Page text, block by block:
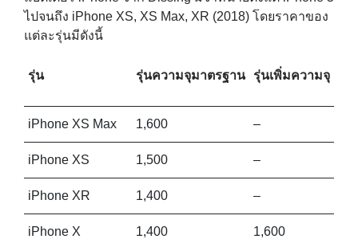
ไปจนถึง iPhone XS, XS Max, XR (2018) โดยราคาของ
แต่ละรุ่นมีดังนี้
รุ่น รุ่นความจุมาตรฐาน รุ่นเพิ่มความจุ
iPhone XS Max 1,600 –
iPhone XS 1,500 –
iPhone XR 1,400 –
iPhone X 1,400 1,600